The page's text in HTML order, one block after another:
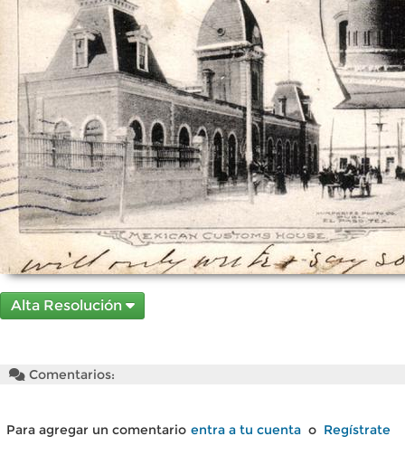
Alta Resolución
Comentarios:
Para agregar un comentario entra a tu cuenta o Regístrate